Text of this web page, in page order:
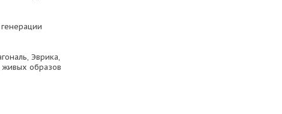
Эврика,
образов